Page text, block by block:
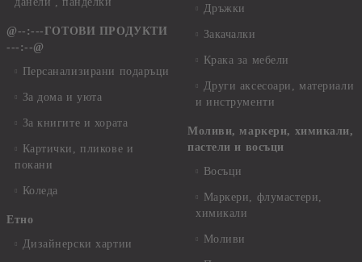
@--:---ГОТОВИ ПРОДУКТИ
---:--@
Персанализирани подаръци
За дома и уюта
За книгите и хората
Картички, пликове и
покани
Коледа
Етно
Дизайнерски хартии
Дръжки
Закачалки
Крака за мебели
Други аксесоари, материали
и инструменти
Моливи, маркери, химикали,
пастели и восъци
Восъци
Маркери, флумастери,
химикали
Моливи